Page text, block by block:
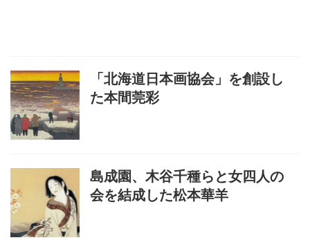
「北海道日本画協会」を創設し
た本間莞彩
島成園、木谷千種らと女四人の
会を結成した松本華羊